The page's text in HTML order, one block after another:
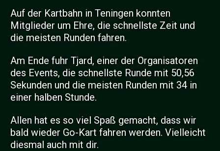
Auf der Kartbahn in Teningen konnten
Mitglieder um Ehre, die schnellste Zeit und
die meisten Runden fahren.
Am Ende fuhr Tjard, einer der Organisatoren
des Events, die schnellste Runde mit 50,56
Sekunden und die meisten Runden mit 34 in
einer halben Stunde.
Allen hat es so viel Spaß gemacht, dass wir
bald wieder Go-Kart fahren werden. Vielleicht
diesmal auch mit dir.